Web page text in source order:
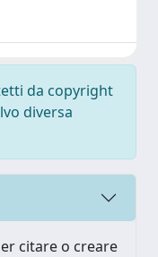
da copyright
diversa
citare o creare